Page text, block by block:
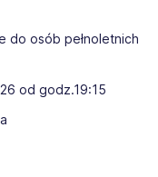
do osób pełnoletnich
od godz.19:15